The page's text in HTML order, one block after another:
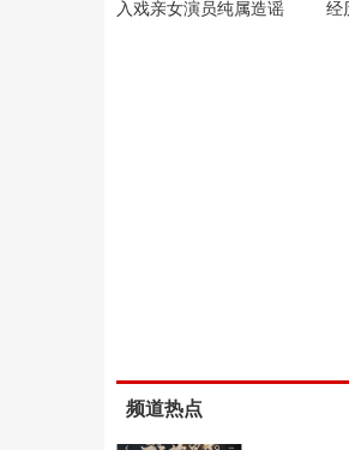
入戏亲女演员纯属造谣
经
频道热点